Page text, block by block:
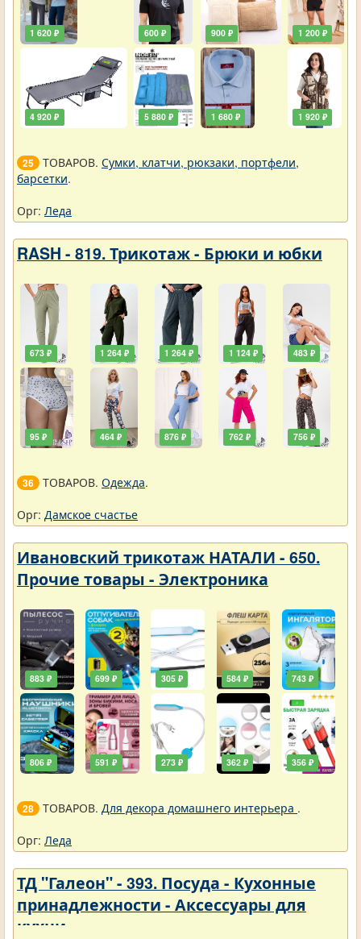
1 620 ₽
4 920 ₽
600 ₽
5 880 ₽
900 ₽
1 680 ₽
1 200 ₽
1 920 ₽
25 ТОВАРОВ. Сумки, клатчи, рюкзаки, портфели,
барсетки.
Орг: Леда
RASH - 819. Трикотаж - Брюки и юбки
673 ₽
95 ₽
1 264 ₽
464 ₽
1 264 ₽
876 ₽
1 124 ₽
762 ₽
483 ₽
756 ₽
36 ТОВАРОВ. Одежда.
Орг: Дамское счастье
Ивановский трикотаж НАТАЛИ - 650.
Прочие товары - Электроника
883 ₽
806 ₽
699 ₽
591 ₽
305 ₽
273 ₽
584 ₽
362 ₽
743 ₽
356 ₽
28 ТОВАРОВ. Для декора домашнего интерьера .
Орг: Леда
ТД "Галеон" - 393. Посуда - Кухонные
принадлежности - Аксессуары для
кухни